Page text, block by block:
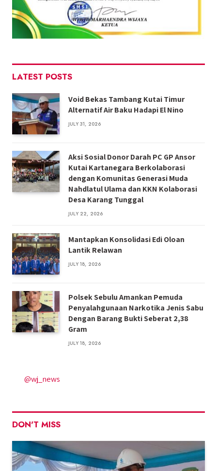
LATEST POSTS
Void Bekas Tambang Kutai Timur
Alternatif Air Baku Hadapi El Nino
JULY 31, 2026
Aksi Sosial Donor Darah PC GP Ansor
Kutai Kartanegara Berkolaborasi
dengan Komunitas Generasi Muda
Nahdlatul Ulama dan KKN Kolaborasi
Desa Karang Tunggal
JULY 22, 2026
Mantapkan Konsolidasi Edi Oloan
Lantik Relawan
JULY 18, 2026
Polsek Sebulu Amankan Pemuda
Penyalahgunaan Narkotika Jenis Sabu
Dengan Barang Bukti Seberat 2,38
Gram
JULY 18, 2026
@wj_news
DON'T MISS